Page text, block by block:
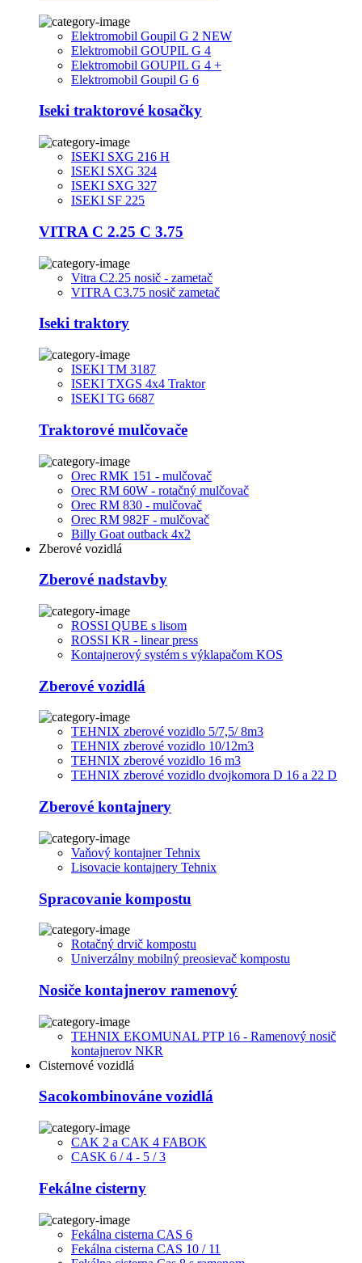
Elektromobil Goupil G 2 NEW
Elektromobil GOUPIL G 4
Elektromobil GOUPIL G 4 +
Elektromobil Goupil G 6
Iseki traktorové kosačky
ISEKI SXG 216 H
ISEKI SXG 324
ISEKI SXG 327
ISEKI SF 225
VITRA C 2.25 C 3.75
Vitra C2.25 nosič - zametač
VITRA C3.75 nosič zametač
Iseki traktory
ISEKI TM 3187
ISEKI TXGS 4x4 Traktor
ISEKI TG 6687
Traktorové mulčovače
Orec RMK 151 - mulčovač
Orec RM 60W - rotačný mulčovač
Orec RM 830 - mulčovač
Orec RM 982F - mulčovač
Billy Goat outback 4x2
Zberové vozidlá
Zberové nadstavby
ROSSI QUBE s lisom
ROSSI KR - linear press
Kontajnerový systém s výklapačom KOS
Zberové vozidlá
TEHNIX zberové vozidlo 5/7,5/ 8m3
TEHNIX zberové vozidlo 10/12m3
TEHNIX zberové vozidlo 16 m3
TEHNIX zberové vozidlo dvojkomora D 16 a 22 D
Zberové kontajnery
Vaňový kontajner Tehnix
Lisovacie kontajnery Tehnix
Spracovanie kompostu
Rotačný drvič kompostu
Univerzálny mobilný preosievač kompostu
Nosiče kontajnerov ramenový
TEHNIX EKOMUNAL PTP 16 - Ramenový nosič
kontajnerov NKR
Cisternové vozidlá
Sacokombinováne vozidlá
CAK 2 a CAK 4 FABOK
CASK 6 / 4 - 5 / 3
Fekálne cisterny
Fekálna cisterna CAS 6
Fekálna cisterna CAS 10 / 11